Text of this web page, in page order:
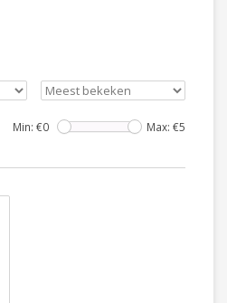
Min: €0 Max: €5